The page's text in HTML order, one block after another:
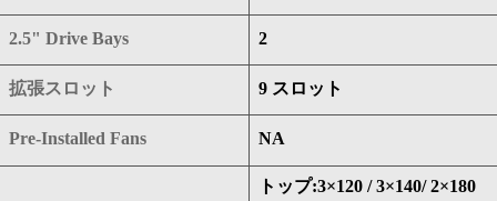
2.5" Drive Bays 2
拡張スロット 9 スロット
Pre-Installed Fans NA
トップ:3×120 / 3×140/ 2×180